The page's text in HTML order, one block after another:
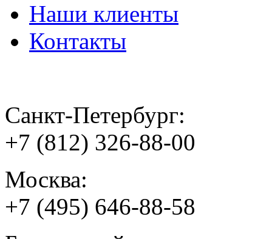
Наши клиенты
Контакты
Санкт-Петербург:
+7 (812) 326-88-00
Москва:
+7 (495) 646-88-58